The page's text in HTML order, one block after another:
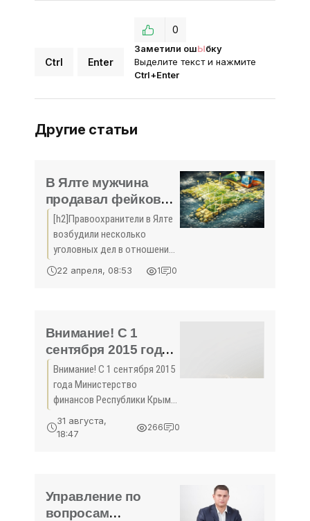
Ctrl Enter
Заметили ошЫбку
Выделите текст и нажмите
Ctrl+Enter
0
Другие статьи
В Ялте мужчина
продавал фейковые
«карантинные»
справки для работы
- «Новости Крыма»
[h2]Правоохранители в Ялте
возбудили несколько
уголовных дел в отношении
местного жителя, который
изготавливал и продавал
позволяющие
перемещаться по городу в
22 апреля, 08:53 1 0
Внимание! С 1
сентября 2015 года
Министерство
финансов
Республики Крым
начинает прием
документов для
Внимание! С 1 сентября 2015
года Министерство
финансов Республики Крым
начинает прием документов
для осуществления
от 25
31 августа,
18:47
266 0
Управление по
вопросам